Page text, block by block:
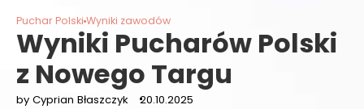
Puchar Polski Wyniki zawodów
Wyniki Pucharów Polski
z Nowego Targu
by Cyprian Błaszczyk 20.10.2025